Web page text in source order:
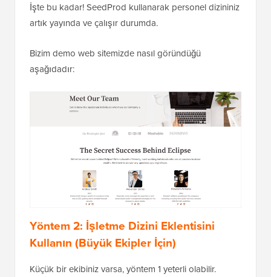
İşte bu kadar! SeedProd kullanarak personel dizininiz
artık yayında ve çalışır durumda.
Bizim demo web sitemizde nasıl göründüğü
aşağıdadır:
Yöntem 2: İşletme Dizini Eklentisini
Kullanın (Büyük Ekipler İçin)
Küçük bir ekibiniz varsa, yöntem 1 yeterli olabilir.